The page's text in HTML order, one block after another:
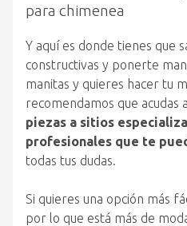
para chimenea
Y aquí es donde tienes que
constructivas y ponerte
manitas y quieres hacer tu
recomendamos que acudas a
piezas a sitios
profesionales que te
todas tus dudas.
Si quieres una opción más
por lo que está más de